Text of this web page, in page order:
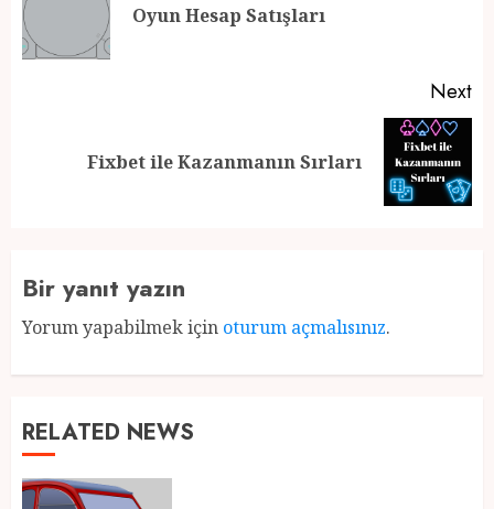
Oyun Hesap Satışları
Next
Fixbet ile Kazanmanın Sırları
Bir yanıt yazın
Yorum yapabilmek için oturum açmalısınız.
RELATED NEWS